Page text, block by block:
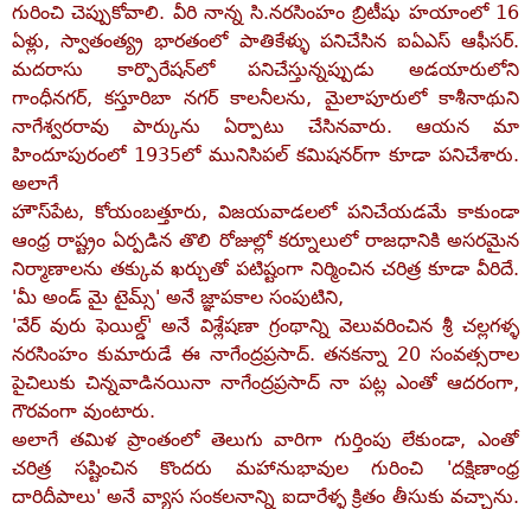
గురించి చెప్పుకోవాలి. వీరి నాన్న సి.నరసింహం బ్రిటీషు హయాంలో 16
ఏళ్లు, స్వాతంత్య్ర భారతంలో పాతికేళ్ళు పనిచేసిన ఐఏఎస్‌ ఆఫీసర్‌.
మదరాసు కార్పొరేషన్‌లో పనిచేస్తున్నప్పుడు అడయారులోని
గాంధీనగర్‌, కస్తూరిబా నగర్‌ కాలనీలను, మైలాపూరులో కాశీనాథుని
నాగేశ్వరరావు పార్కును ఏర్పాటు చేసినవారు. ఆయన మా
హిందూపురంలో 1935లో మునిసిపల్‌ కమిషనర్‌గా కూడా పనిచేశారు.
అలాగే
హౌస్‌పేట, కోయంబత్తూరు, విజయవాడలలో పనిచేయడమే కాకుండా
ఆంధ్ర రాష్ట్రం ఏర్పడిన తొలి రోజుల్లో కర్నూలులో రాజధానికి అసరమైన
నిర్మాణాలను తక్కువ ఖర్చుతో పటిష్టంగా నిర్మించిన చరిత్ర కూడా వీరిదే.
'మీ అండ్‌ మై టైమ్స్‌' అనే జ్ఞాపకాల సంపుటిని,
'వేర్‌ వురు ఫెయిల్డ్‌' అనే విశ్లేషణా గ్రంథాన్ని వెలువరించిన శ్రీ చల్లగళ్ళ
నరసింహం కుమారుడే ఈ నాగేంద్రప్రసాద్‌. తనకన్నా 20 సంవత్సరాల
పైచిలుకు చిన్నవాడినయినా నాగేంద్రప్రసాద్‌ నా పట్ల ఎంతో ఆదరంగా,
గౌరవంగా వుంటారు.
అలాగే తమిళ ప్రాంతంలో తెలుగు వారిగా గుర్తింపు లేకుండా, ఎంతో
చరిత్ర సష్టించిన కొందరు మహానుభావుల గురించి 'దక్షిణాంధ్ర
దారిదీపాలు' అనే వ్యాస సంకలనాన్ని ఐదారేళ్ళ క్రితం తీసుకు వచ్చాను.